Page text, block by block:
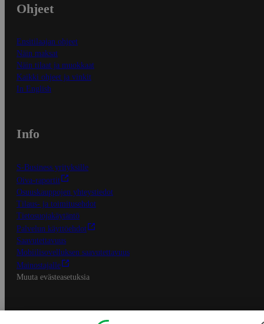
Ohjeet
Ensitilaajan ohjeet
Näin maksat
Näin tilaat ja muokkaat
Kaikki ohjeet ja vinkit
In English
Info
S-Business yrityksille
Oiva-raportit
Osuuskauppojen yhteystiedot
Tilaus- ja toimitusehdot
Tietosuojakäytäntö
Palvelun käyttöehdot
Saavutettavuus
Mobiilisovelluksen saavutettavuus
Mainostajalle
Muuta evästeasetuksia